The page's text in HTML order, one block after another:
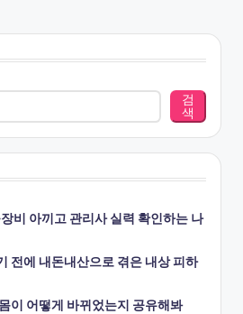
검
색
비 아끼고 관리사 실력 확인하는 나
전에 내돈내산으로 겪은 내상 피하
이 어떻게 바뀌었는지 공유해봐